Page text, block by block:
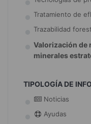
Tratamiento de
Trazabilidad
Valorización de
minerales
TIPOLOGÍA DE
Noticias
Ayudas